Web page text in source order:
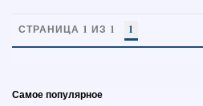
СТРАНИЦА 1 ИЗ 1 1
Самое популярное